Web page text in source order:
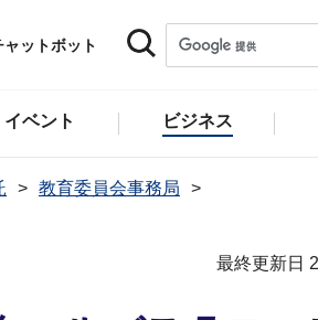
ャットボット
ベント ビジネス
教育委員会事務局
最終更新日